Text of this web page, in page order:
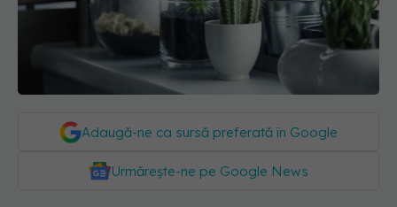
Adaugă-ne ca sursă preferată în Google
Urmărește-ne pe Google News